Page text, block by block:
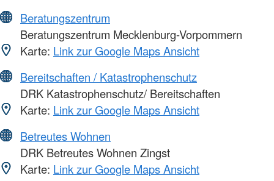
Beratungszentrum
Beratungszentrum Mecklenburg-Vorpommern
Karte: Link zur Google Maps Ansicht
Bereitschaften / Katastrophenschutz
DRK Katastrophenschutz/ Bereitschaften
Karte: Link zur Google Maps Ansicht
Betreutes Wohnen
DRK Betreutes Wohnen Zingst
Karte: Link zur Google Maps Ansicht